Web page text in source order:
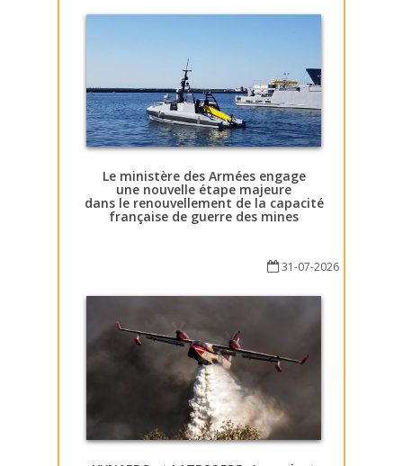
Le ministère des Armées engage
une nouvelle étape majeure
dans le renouvellement de la capacité
française de guerre des mines
31-07-2026